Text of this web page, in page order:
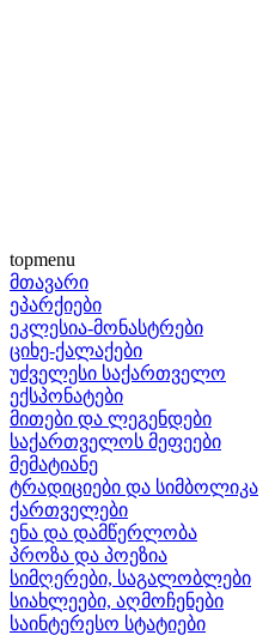
topmenu
მთავარი
ეპარქიები
ეკლესია-მონასტრები
ციხე-ქალაქები
უძველესი საქართველო
ექსპონატები
მითები და ლეგენდები
საქართველოს მეფეები
მემატიანე
ტრადიციები და სიმბოლიკა
ქართველები
ენა და დამწერლობა
პროზა და პოეზია
სიმღერები, საგალობლები
სიახლეები, აღმოჩენები
საინტერესო სტატიები